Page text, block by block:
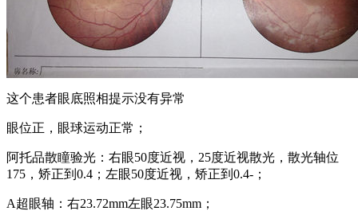
这个患者眼底照相提示没有异常
眼位正，眼球运动正常；
阿托品散瞳验光：右眼50度近视，25度近视散光，散光轴位
175，矫正到0.4；左眼50度近视，矫正到0.4-；
A超眼轴：右23.72mm左眼23.75mm；